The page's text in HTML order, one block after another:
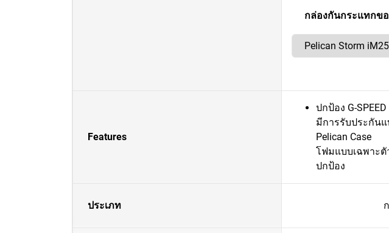
กล่องกันกระแทกขอ
Features
ปกป้อง G-
มีการรับประกันแ
Pelican Case
โฟมแบบเฉพาะ
ปกป้อง
ประเภท